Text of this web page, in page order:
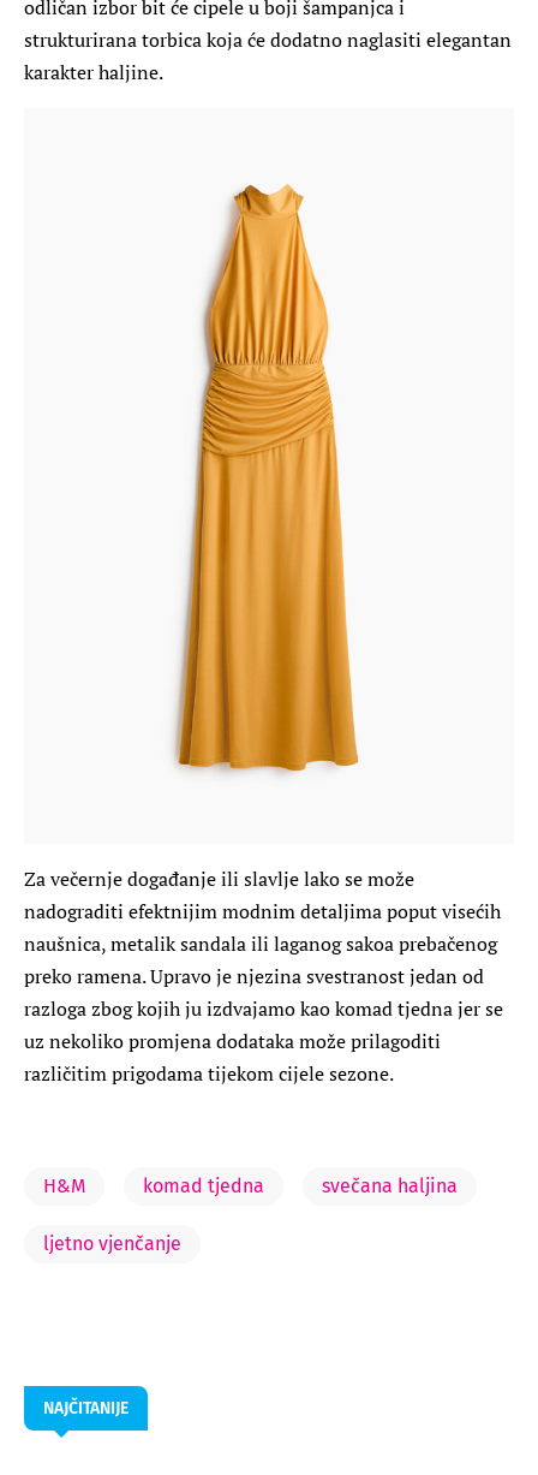
odličan izbor bit će cipele u boji šampanjca i
strukturirana torbica koja će dodatno naglasiti elegantan
karakter haljine.
Za večernje događanje ili slavlje lako se može
nadograditi efektnijim modnim detaljima poput visećih
naušnica, metalik sandala ili laganog sakoa prebačenog
preko ramena. Upravo je njezina svestranost jedan od
razloga zbog kojih ju izdvajamo kao komad tjedna jer se
uz nekoliko promjena dodataka može prilagoditi
različitim prigodama tijekom cijele sezone.
H&M komad tjedna svečana haljina
ljetno vjenčanje
NAJČITANIJE